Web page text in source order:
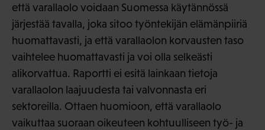
että varallaolo voidaan Suomessa käytännössä
järjestää tavalla, joka sitoo työntekijän elämänpiiriä
huomattavasti, ja että varallaolon korvausten taso
vaihtelee huomattavasti ja voi olla selkeästi
alikorvattua. Raportti ei esitä lainkaan tietoja
varallaolon laajuudesta tai valvonnasta eri
sektoreilla. Ottaen huomioon, että varallaolo
vaikuttaa suoraan oikeuteen kohtuulliseen työ- ja